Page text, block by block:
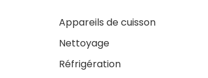
Appareils de cuisson
Nettoyage
Réfrigération